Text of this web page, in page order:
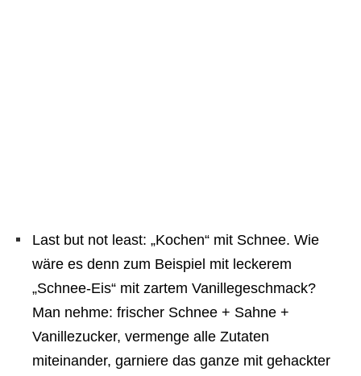
Last but not least: „Kochen“ mit Schnee. Wie
wäre es denn zum Beispiel mit leckerem
„Schnee-Eis“ mit zartem Vanillegeschmack?
Man nehme: frischer Schnee + Sahne +
Vanillezucker, vermenge alle Zutaten
miteinander, garniere das ganze mit gehackter